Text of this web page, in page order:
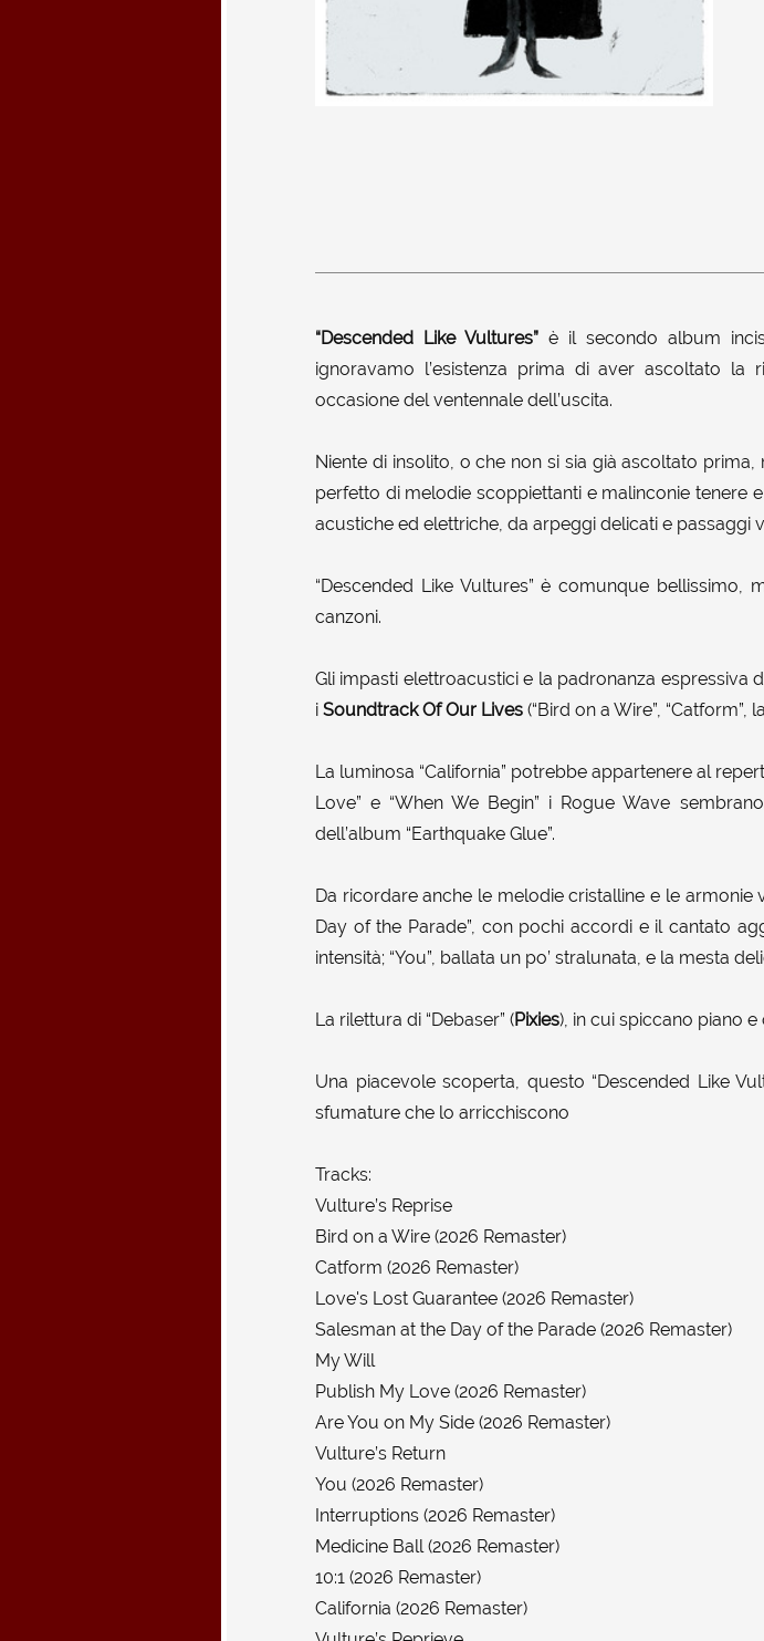
“Descended Like Vultures” è il secondo album
ignoravamo l’esistenza prima di aver ascoltato la
occasione del ventennale dell’uscita.
Niente di insolito, o che non si sia già ascoltato
perfetto di melodie scoppiettanti e malinconie tenere
acustiche ed elettriche, da arpeggi delicati e passaggi
“Descended Like Vultures” è comunque
canzoni.
Gli impasti elettroacustici e la padronanza
i Soundtrack Of Our Lives (“Bird on a Wire”, “Catform”,
La luminosa “California” potrebbe appartenere al
Love” e “When We Begin” i Rogue Wave
dell’album “Earthquake Glue”.
Da ricordare anche le melodie cristalline e le armonie
Day of the Parade”, con pochi accordi e il cantato
intensità; “You”, ballata un po’ stralunata, e la mesta
La rilettura di “Debaser” (Pixies), in cui spiccano piano
Una piacevole scoperta, questo “Descended Like
sfumature che lo arricchiscono
Tracks:
Vulture’s Reprise
Bird on a Wire (2026 Remaster)
Catform (2026 Remaster)
Love's Lost Guarantee (2026 Remaster)
Salesman at the Day of the Parade (2026 Remaster)
My Will
Publish My Love (2026 Remaster)
Are You on My Side (2026 Remaster)
Vulture’s Return
You (2026 Remaster)
Interruptions (2026 Remaster)
Medicine Ball (2026 Remaster)
10:1 (2026 Remaster)
California (2026 Remaster)